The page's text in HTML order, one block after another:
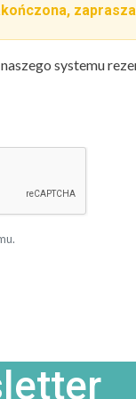
systemu